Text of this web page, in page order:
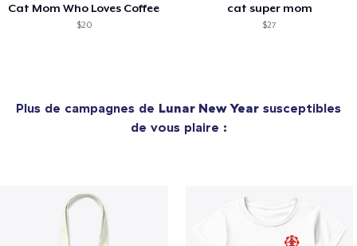
Cat Mom Who Loves Coffee
$20
cat super mom
$27
Plus de campagnes de Lunar New Year susceptibles
de vous plaire :